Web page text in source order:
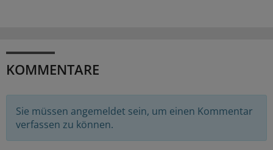
KOMMENTARE
Sie müssen angemeldet sein, um einen Kommentar
verfassen zu können.